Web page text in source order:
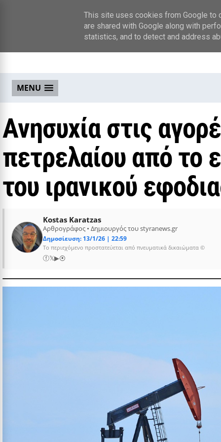
MENU
Ανησυχία στις
πετρελαίου από το
του ιρανικού
Kostas Karatzas
Αρθρογράφος • Δημιουργός του styranews.gr
Δημοσίευση: 13/1/26 | 22:59
Το περιεχόμενο προστατεύεται από πνευματικά δικαιώματα ©
ⓕ𝕏▶⦿
This site uses cookies from Google to
are shared with Google along with
statistics, and to detect and address